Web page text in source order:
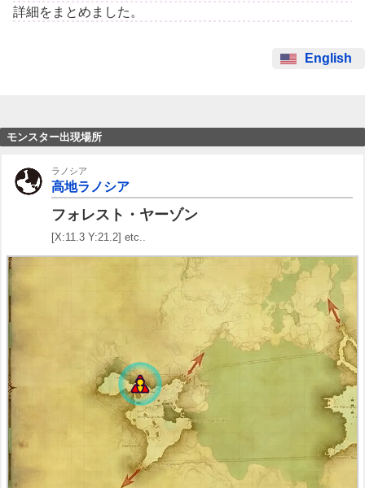
詳細をまとめました。
English
モンスター出現場所
ラノシア
高地ラノシア
フォレスト・ヤーゾン
[X:11.3 Y:21.2] etc..